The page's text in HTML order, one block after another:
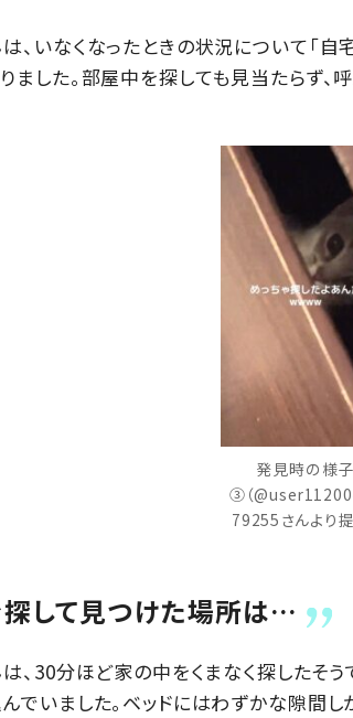
、いなくなったときの状況について「
ました。部屋中を探しても見当たらず、
発見時の様子
③（
79255さんより提
して見つけた場所は…
、30分ほど家の中をくまなく探したそう
でいました。ベッドにはわずかな隙間